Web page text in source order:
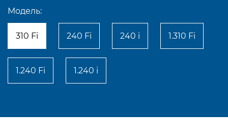
Модель:
310 Fi 240 Fi 240 i 1.310 Fi
1.240 Fi 1.240 i